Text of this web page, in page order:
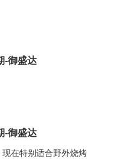
-御盛达
-御盛达
在特别适合野外烧烤